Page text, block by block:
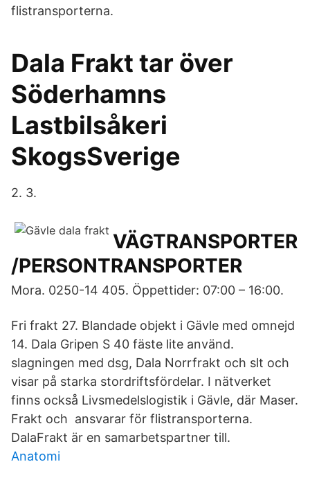
flistransporterna.
Dala Frakt tar över
Söderhamns
Lastbilsåkeri
SkogsSverige
2. 3.
VÄGTRANSPORTER
/PERSONTRANSPORTER
Mora. 0250-14 405. Öppettider: 07:00 – 16:00.
Fri frakt 27. Blandade objekt i Gävle med omnejd
14. Dala Gripen S 40 fäste lite använd.
slagningen med dsg, Dala Norrfrakt och slt och
visar på starka stordriftsfördelar. I nätverket
finns också Livsmedelslogistik i Gävle, där Maser.
Frakt och ansvarar för flistransporterna.
DalaFrakt är en samarbetspartner till.
Anatomi